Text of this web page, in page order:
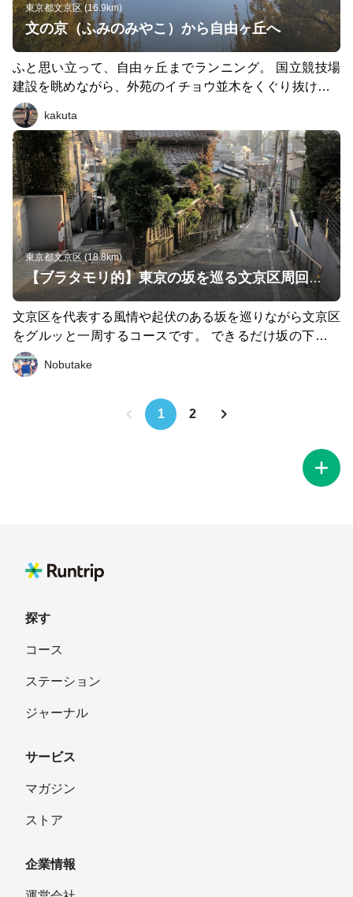
にもなった春日局の銅像を 見ることができますよ。
東京都文京区 (16.9km)
文の京（ふみのみやこ）から自由ヶ丘へ
ふと思い立って、自由ヶ丘までランニング。 国立競技場
建設を眺めながら、外苑のイチョウ並木をくぐり抜けて 2
46を渋谷方面へ。そこから、代官山を通り抜けて 駒沢通
りと東急東横線沿いを中目黒、祐天寺、学芸大と経由して
自由ヶ丘へ！ 約16キロのコースです。 割とアップダウン
があり、走りごたえはあります。 途中におしゃれなお店
もたくさんあり、寄り道も十分楽しめますw 人が多い箇所
を抜けるので、のんびりランニングする気持ちで。 ○立ち
寄った場所 ・代官山 HI-CACAO http://hicacao.baycrew
s.co.jp/ ソフトクリームが美味い！！カカオニブがまぶし
てある。 濃厚なチョコとさっぱりのソフトクリームのミ
ックスがオススメ ・学芸大学 パンの田島 https://tabelog.
com/tokyo/A1317/A131702/13215332/ コッペパンのお
店、 練乳ラムレーズンを食べました。 ○ゴール PeakPerf
ormance 自由ヶ丘店 スェーデンのアウトドアブランド。
https://www.peakperformance.jp/
kakuta
東京都文京区 (18.8km)
【ブラタモリ的】東京の坂を巡る文京区周回コース
文京区を代表する風情や起伏のある坂を巡りながら文京区
をグルッと一周するコースです。 できるだけ坂の下から
登るようにコースを設計しています。タモリさんが東京の
坂道を紹介する著書でも推薦されていた見所の多い坂を選
・福山坂（西方１丁目：情緒系） ・大給坂（千駄木３丁
目：情緒系） ・湯立坂（小石川５丁目：急勾配系） ・鼠
坂（音羽１丁目：急勾配系） ・胸突坂（目白台１丁目：
情緒・急勾配系） ・日無坂（目白台１丁目：情緒・急勾
配系） ※ゴールは東京ドーム天然温泉「スパ ラクー
Nobutake
1 2
探す
コース
ステーション
ジャーナル
サービス
マガジン
ストア
企業情報